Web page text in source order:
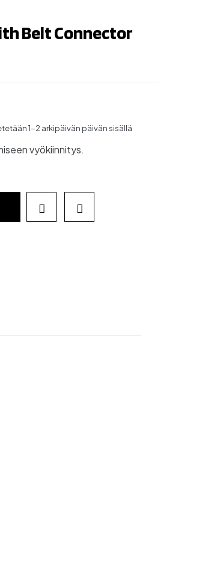
Belt Connector
1-2 arkipäivän päivän sisällä
vyökiinnitys.
 